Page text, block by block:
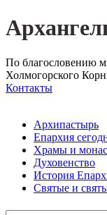
По благословению
Холмогорского
Контакты
Архипастырь
Епархия
Храмы и
Духовенство
История
Святые и